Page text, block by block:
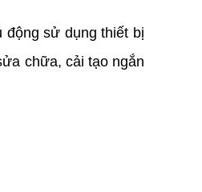
sử dụng thiết bị
chữa, cải tạo ngắn